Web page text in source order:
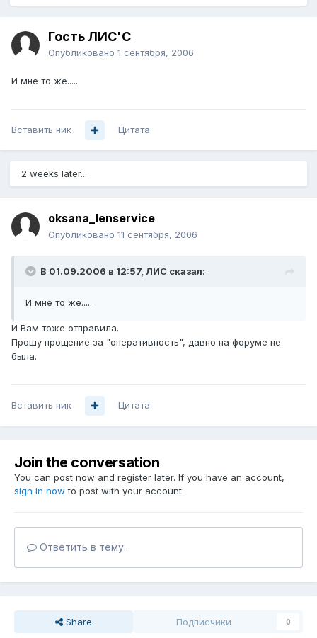
Гость ЛИС'C
Опубликовано 1 сентября, 2006
И мне то же.....
Вставить ник Цитата
2 weeks later...
oksana_lenservice
Опубликовано 11 сентября, 2006
В 01.09.2006 в 12:57, ЛИС сказал:
И мне то же.....
И Вам тоже отправила.
Прошу прощение за "оперативность", давно на форуме не
была.
Вставить ник Цитата
Join the conversation
You can post now and register later. If you have an account,
sign in now to post with your account.
Ответить в тему...
Share Подписчики 0